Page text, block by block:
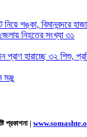
শঙ্কা, বিমানবন্দরে
নিহতের সংখ্যা ৩১
প্রাণ হারাচ্ছে ৩২ শিশু,
মঞ্জু
প্রকাশনা |